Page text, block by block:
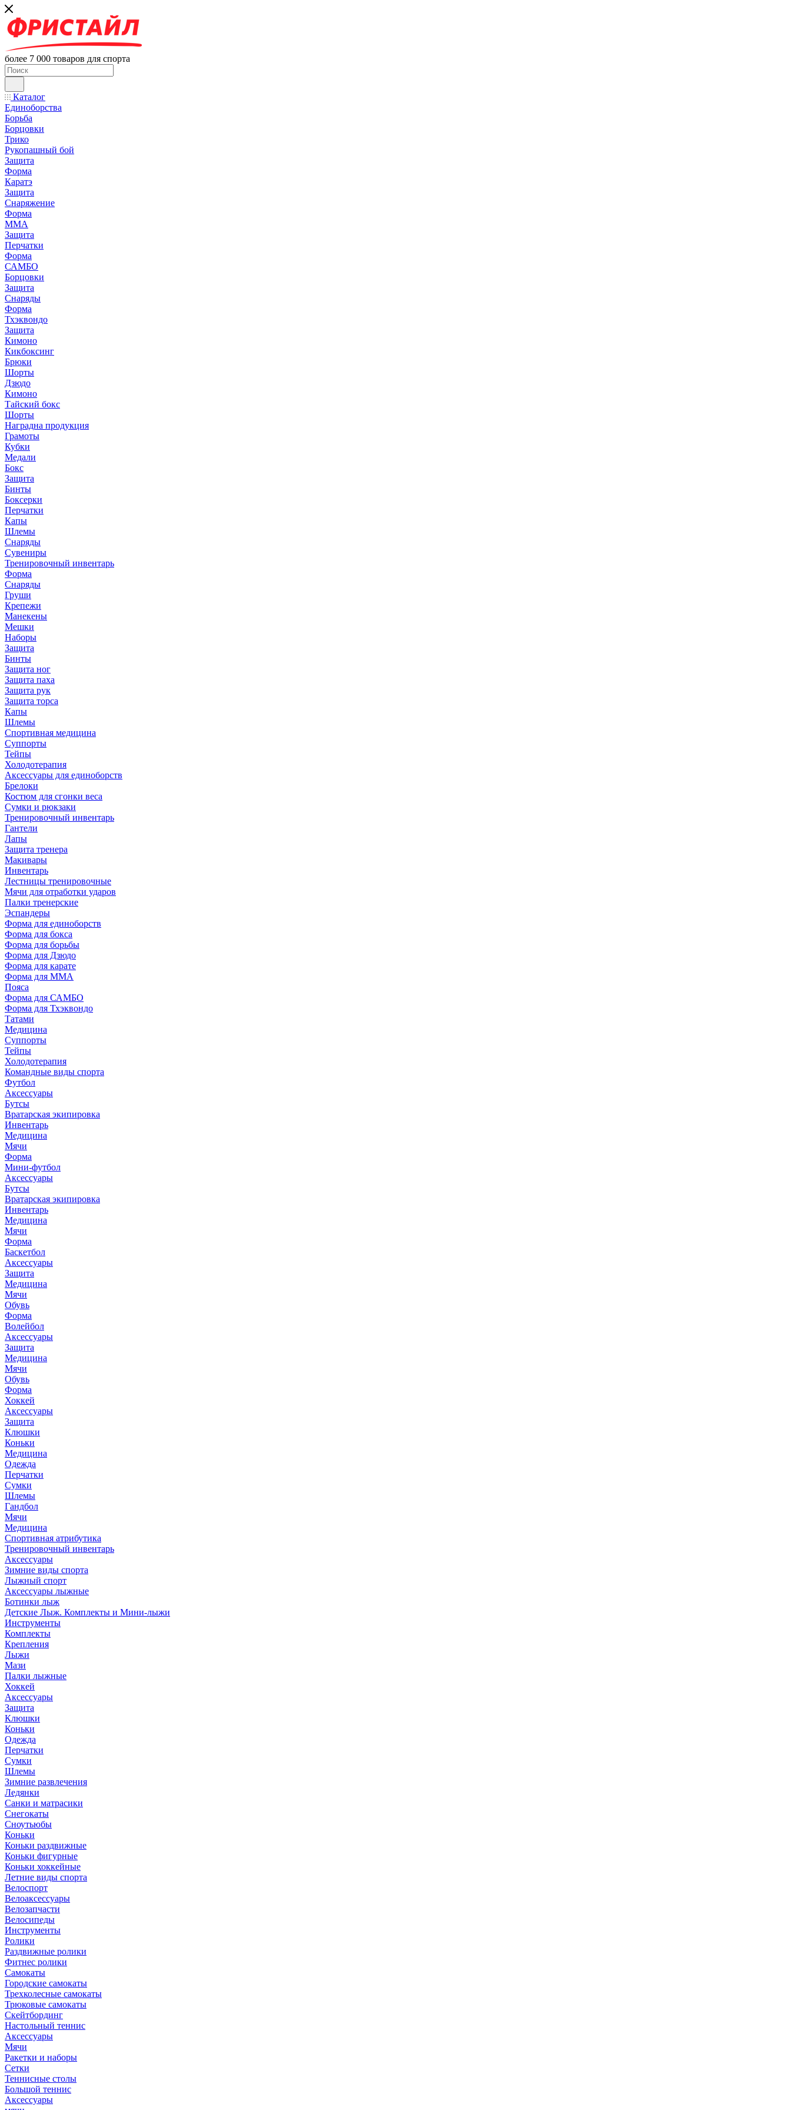
более 7 000 товаров для спорта
Каталог
Единоборства
Борьба
Борцовки
Трико
Рукопашный бой
Защита
Форма
Каратэ
Защита
Снаряжение
Форма
ММА
Защита
Перчатки
Форма
САМБО
Борцовки
Защита
Снаряды
Форма
Тхэквондо
Защита
Кимоно
Кикбоксинг
Брюки
Шорты
Дзюдо
Кимоно
Тайский бокс
Шорты
Наградна продукция
Грамоты
Кубки
Медали
Бокс
Защита
Бинты
Боксерки
Перчатки
Капы
Шлемы
Снаряды
Сувениры
Тренировочный инвентарь
Форма
Снаряды
Груши
Крепежи
Манекены
Мешки
Наборы
Защита
Бинты
Защита ног
Защита паха
Защита рук
Защита торса
Капы
Шлемы
Спортивная медицина
Суппорты
Тейпы
Холодотерапия
Аксессуары для единоборств
Брелоки
Костюм для сгонки веса
Сумки и рюкзаки
Тренировочный инвентарь
Гантели
Лапы
Защита тренера
Макивары
Инвентарь
Лестницы тренировочные
Мячи для отработки ударов
Палки тренерские
Эспандеры
Форма для единоборств
Форма для бокса
Форма для борьбы
Форма для Дзюдо
Форма для карате
Форма для MMA
Пояса
Форма для САМБО
Форма для Тхэквондо
Татами
Медицина
Суппорты
Тейпы
Холодотерапия
Командные виды спорта
Футбол
Аксессуары
Бутсы
Вратарская экипировка
Инвентарь
Медицина
Мячи
Форма
Мини-футбол
Аксессуары
Бутсы
Вратарская экипировка
Инвентарь
Медицина
Мячи
Форма
Баскетбол
Аксессуары
Защита
Медицина
Мячи
Обувь
Форма
Волейбол
Аксессуары
Защита
Медицина
Мячи
Обувь
Форма
Хоккей
Аксессуары
Защита
Клюшки
Коньки
Медицина
Одежда
Перчатки
Сумки
Шлемы
Гандбол
Мячи
Медицина
Спортивная атрибутика
Тренировочный инвентарь
Аксессуары
Зимние виды спорта
Лыжный спорт
Аксессуары лыжные
Ботинки лыж
Детские Лыж. Комплекты и Мини-лыжи
Инструменты
Комплекты
Крепления
Лыжи
Мази
Палки лыжные
Хоккей
Аксессуары
Защита
Клюшки
Коньки
Одежда
Перчатки
Сумки
Шлемы
Зимние развлечения
Ледянки
Санки и матрасики
Снегокаты
Сноутьюбы
Коньки
Коньки раздвижные
Коньки фигурные
Коньки хоккейные
Летние виды спорта
Велоспорт
Велоаксессуары
Велозапчасти
Велосипеды
Инструменты
Ролики
Раздвижные ролики
Фитнес ролики
Самокаты
Городские самокаты
Трехколесные самокаты
Трюковые самокаты
Скейтбординг
Настольный теннис
Аксессуары
Мячи
Ракетки и наборы
Сетки
Теннисные столы
Большой теннис
Аксессуары